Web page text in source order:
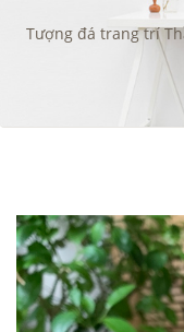
Tượng đá trang trí